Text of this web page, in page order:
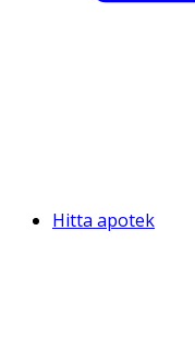
Hitta apotek